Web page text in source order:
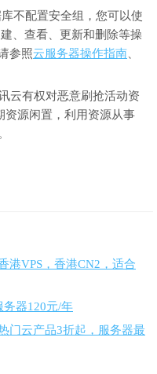
不配置安全组，您可以使
、查看、更新和删除等操
参照云服务器操作指南、
云有权对恶意刷抢活动资
资源闲置，利用资源从事
港VPS，香港CN2，适合
务器120元/年
门云产品3折起，服务器最